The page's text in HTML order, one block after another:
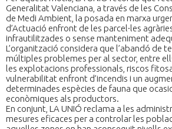
Generalitat Valenciana, a través de les
de Medi Ambient, la posada en marxa
d’Actuació enfront de les parcel·les
infrautilitzades o sense manteniment
L’organització considera que l’abandó de
múltiples problemes per al sector, entre
les explotacions professionals, riscos
vulnerabilitat enfront d’incendis i un
determinades espècies de fauna que
econòmiques als productors.
En conjunt, LA UNIÓ reclama a les
mesures eficaces per a controlar les